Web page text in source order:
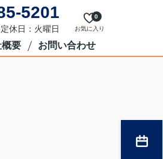
5201
休日：火曜日 お気に入り
0
要 お問い合わせ